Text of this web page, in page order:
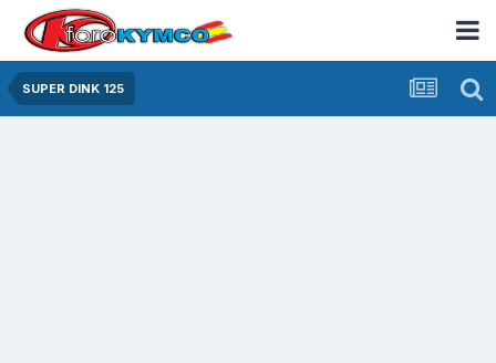
SUPER DINK 125